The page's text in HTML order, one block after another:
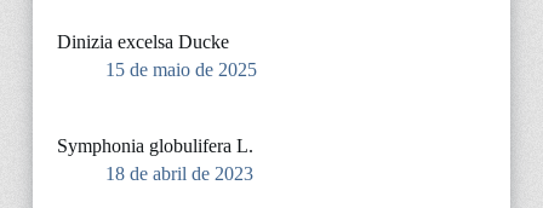
Dinizia excelsa Ducke
15 de maio de 2025
Symphonia globulifera L.
18 de abril de 2023